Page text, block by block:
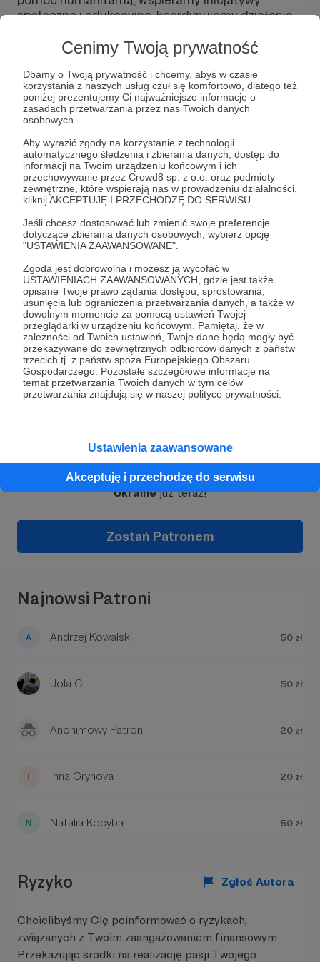
Cenimy Twoją prywatność
Dbamy o Twoją prywatność i chcemy, abyś w czasie
korzystania z naszych usług czuł się komfortowo, dlatego też
poniżej prezentujemy Ci najważniejsze informacje o
zasadach przetwarzania przez nas Twoich danych
osobowych.
Aby wyrazić zgody na korzystanie z technologii
automatycznego śledzenia i zbierania danych, dostęp do
informacji na Twoim urządzeniu końcowym i ich
przechowywanie przez Crowd8 sp. z o.o. oraz podmioty
zewnętrzne, które wspierają nas w prowadzeniu działalności,
kliknij AKCEPTUJĘ I PRZECHODZĘ DO SERWISU.
Jeśli chcesz dostosować lub zmienić swoje preferencje
dotyczące zbierania danych osobowych, wybierz opcję
"USTAWIENIA ZAAWANSOWANE".
Zgoda jest dobrowolna i możesz ją wycofać w
USTAWIENIACH ZAAWANSOWANYCH, gdzie jest także
opisane Twoje prawo żądania dostępu, sprostowania,
usunięcia lub ograniczenia przetwarzania danych, a także w
dowolnym momencie za pomocą ustawień Twojej
przeglądarki w urządzeniu końcowym. Pamiętaj, że w
zależności od Twoich ustawień, Twoje dane będą mogły być
przekazywane do zewnętrznych odbiorców danych z państw
trzecich tj. z państw spoza Europejskiego Obszaru
Gospodarczego. Pozostałe szczegółowe informacje na
temat przetwarzania Twoich danych w tym celów
przetwarzania znajdują się w naszej polityce prywatności.
Ustawienia zaawansowane
Akceptuję i przechodzę do serwisu
społeczne i edukacyjne, koordynujemy działania
dotyczącą Ukrainy. Nasza praca obejmuje
zarówno konkretne projekty pomocowe, jak i
działania społeczne wzmacniające solidarność
między naszymi społeczeństwami.
Aby móc działać skutecznie i planować projekty z
regularnego wsparcia. Jednorazowe wpłaty są
bardzo cenne, ale to właśnie comiesięczne
wsparcie patronów pozwala nam utrzymywać
zespół koordynujący działania, rozwijać inicjatywy
oraz reagować wtedy, gdy pojawiają się nowe
potrzeby. Dzięki temu możemy działać nie tylko
doraźnie, lecz także długofalowo.
zarówno osoby prywatne, jak i firmy, które chcą w
sposób odpowiedzialny i systematyczny
angażować się w pomoc Ukrainie. Regularne
wsparcie ze strony przedsiębiorstw pozwala nam
stabilne zaplecze dla działań społecznych i
kontynuować pracę na rzecz Ukrainy i wzmacniać
Rozwiń opis
Dołącz do grona Patronów!
Wesprzyj działalność AutoraFundacja Stand with
Ukrainejuż teraz!
Zostań Patronem
Najnowsi Patroni
Andrzej Kowalski 50 zł
Jola C 50 zł
Anonimowy Patron 20 zł
Inna Grynova 20 zł
Natalia Kocyba 50 zł
Ryzyko Zgłoś Autora
Chcielibyśmy Cię poinformować o ryzykach,
związanych z Twoim zaangażowaniem finansowym.
Przekazując środki na realizację pasji Twojego